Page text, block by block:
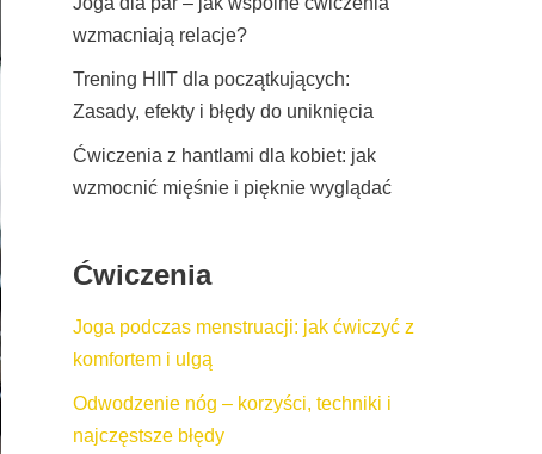
wzmacniają relacje?
Trening HIIT dla początkujących:
Zasady, efekty i błędy do uniknięcia
Ćwiczenia z hantlami dla kobiet: jak
wzmocnić mięśnie i pięknie wyglądać
Ćwiczenia
Joga podczas menstruacji: jak ćwiczyć z
komfortem i ulgą
Odwodzenie nóg – korzyści, techniki i
najczęstsze błędy